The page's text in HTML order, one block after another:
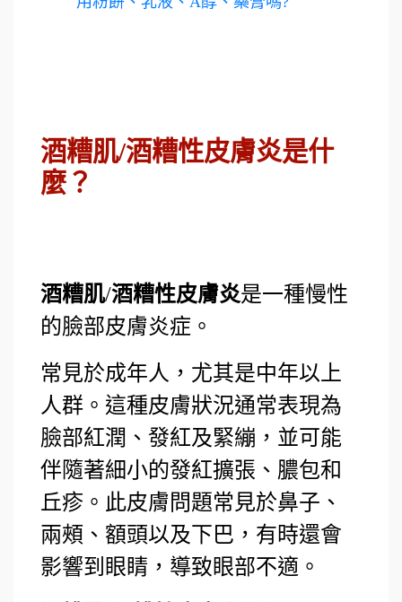
酒糟肌/酒糟性皮膚炎是什
麼？
酒糟肌/酒糟性皮膚炎是一種慢性
的臉部皮膚炎症。
常見於成年人，尤其是中年以上
人群。這種皮膚狀況通常表現為
臉部紅潤、發紅及緊繃，並可能
伴隨著細小的發紅擴張、膿包和
丘疹。此皮膚問題常見於鼻子、
兩頰、額頭以及下巴，有時還會
影響到眼睛，導致眼部不適。